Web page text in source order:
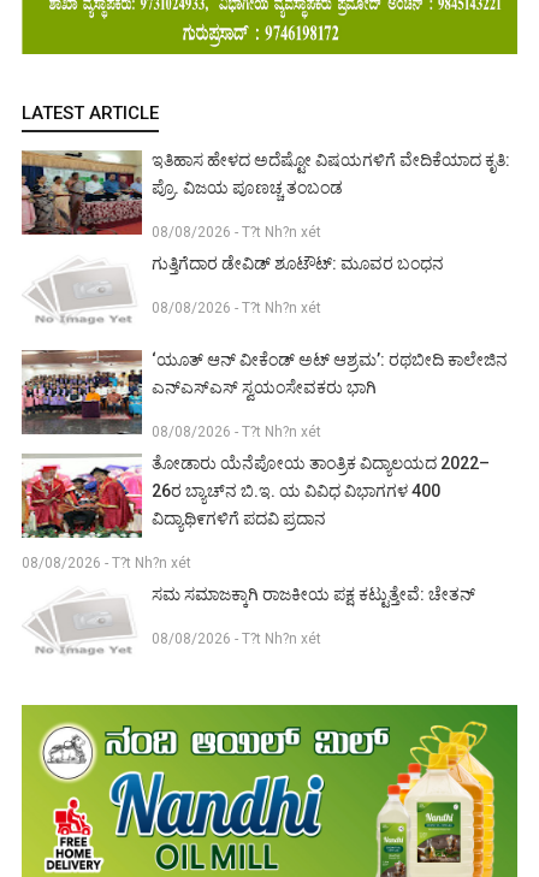
LATEST ARTICLE
ಇತಿಹಾಸ ಹೇಳದ ಅದೆಷ್ಟೋ ವಿಷಯಗಳಿಗೆ ವೇದಿಕೆಯಾದ ಕೃತಿ:
ಪ್ರೊ. ವಿಜಯ ಪೂಣಚ್ಚ ತಂಬಂಡ
08/08/2026 - T?t Nh?n xét
ಗುತ್ತಿಗೆದಾರ ಡೇವಿಡ್ ಶೂಟೌಟ್: ಮೂವರ ಬಂಧನ
08/08/2026 - T?t Nh?n xét
‘ಯೂತ್ ಆನ್ ವೀಕೆಂಡ್ ಅಟ್ ಆಶ್ರಮ’: ರಥಬೀದಿ ಕಾಲೇಜಿನ
ಎನ್‌ಎಸ್‌ಎಸ್ ಸ್ವಯಂಸೇವಕರು ಭಾಗಿ
08/08/2026 - T?t Nh?n xét
ತೋಡಾರು ಯೆನೆಪೋಯ ತಾಂತ್ರಿಕ ವಿದ್ಯಾಲಯದ 2022–
26ರ ಬ್ಯಾಚ್‌ನ ಬಿ.ಇ. ಯ ವಿವಿಧ ವಿಭಾಗಗಳ 400
ವಿದ್ಯಾಥಿ೯ಗಳಿಗೆ ಪದವಿ ಪ್ರದಾನ
08/08/2026 - T?t Nh?n xét
ಸಮ ಸಮಾಜಕ್ಕಾಗಿ ರಾಜಕೀಯ ಪಕ್ಷ ಕಟ್ಟುತ್ತೇವೆ: ಚೇತನ್
08/08/2026 - T?t Nh?n xét